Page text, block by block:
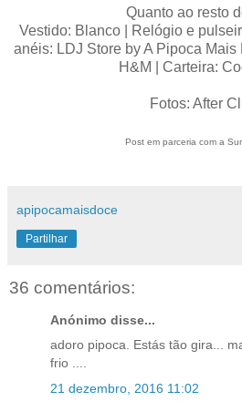
Quanto ao resto
Vestido: Blanco | Relógio e
anéis: LDJ Store by A Pipoca
H&M | Carteira:
Fotos: After
Post em parceria com a
apipocamaisdoce
Partilhar
36 comentários:
Anónimo disse...
adoro pipoca. Estás tão gira...
frio ....
21 dezembro, 2016 11:02